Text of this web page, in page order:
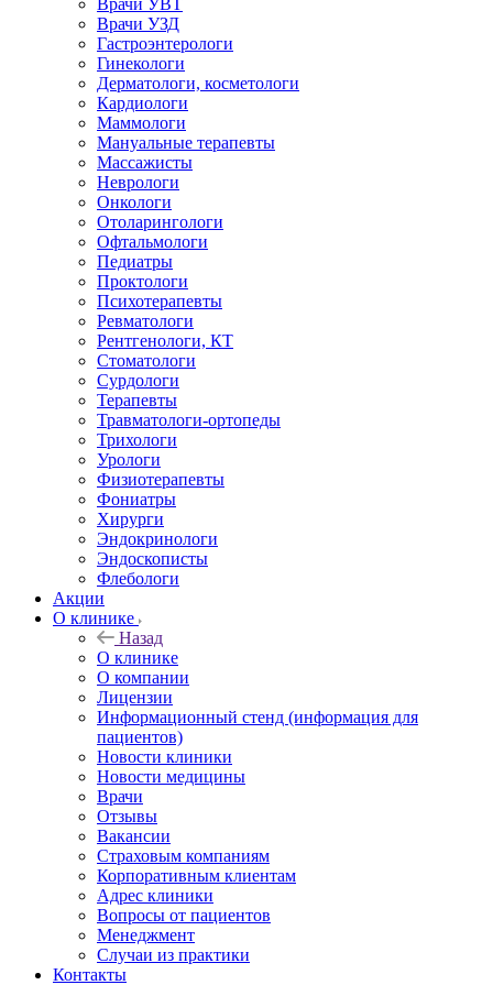
Врачи УВТ
Врачи УЗД
Гастроэнтерологи
Гинекологи
Дерматологи, косметологи
Кардиологи
Маммологи
Мануальные терапевты
Массажисты
Неврологи
Онкологи
Отоларингологи
Офтальмологи
Педиатры
Проктологи
Психотерапевты
Ревматологи
Рентгенологи, КТ
Стоматологи
Сурдологи
Терапевты
Травматологи-ортопеды
Трихологи
Урологи
Физиотерапевты
Фониатры
Хирурги
Эндокринологи
Эндоскописты
Флебологи
Акции
О клинике
Назад
О клинике
О компании
Лицензии
Информационный стенд (информация для
пациентов)
Новости клиники
Новости медицины
Врачи
Отзывы
Вакансии
Страховым компаниям
Корпоративным клиентам
Адрес клиники
Вопросы от пациентов
Менеджмент
Случаи из практики
Контакты